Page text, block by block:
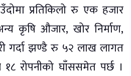
प्रतिकिलो रु एक हजार
कृषि औजार, खोर निर्माण,
गर्दा झण्डै रु ५२ लाख लागत
रोपनीको घाँससमेत पर्छ ।